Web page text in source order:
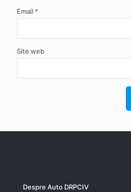
Email *
Site web
Despre Auto DRPCIV